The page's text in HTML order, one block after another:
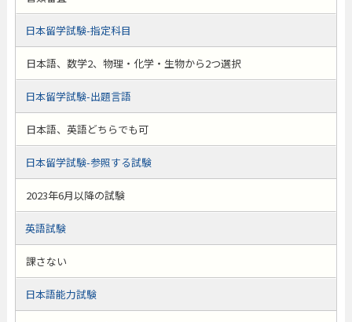
日本留学試験-指定科目
日本語、数学2、物理・化学・生物から2つ選択
日本留学試験-出題言語
日本語、英語どちらでも可
日本留学試験-参照する試験
2023年6月以降の試験
英語試験
課さない
日本語能力試験